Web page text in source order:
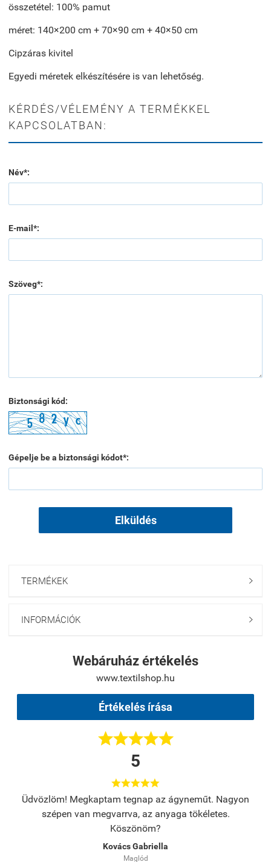
összetétel: 100% pamut
méret: 140×200 cm + 70×90 cm + 40×50 cm
Cipzáras kivitel
Egyedi méretek elkészítésére is van lehetőség.
KÉRDÉS/VÉLEMÉNY A TERMÉKKEL
KAPCSOLATBAN:
Név*:
E-mail*:
Szöveg*:
Biztonsági kód:
Gépelje be a biztonsági kódot*:
Elküldés
TERMÉKEK 
INFORMÁCIÓK 
Webáruház értékelés
www.textilshop.hu
Értékelés írása

5

Üdvözlöm! Megkaptam tegnap az ágyneműt. Nagyon
szépen van megvarrva, az anyaga tökéletes.
Köszönöm?
Kovács Gabriella
Maglód